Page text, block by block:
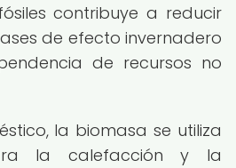
contribuye a reducir
de efecto invernadero
de recursos no
la biomasa se utiliza
la calefacción y la